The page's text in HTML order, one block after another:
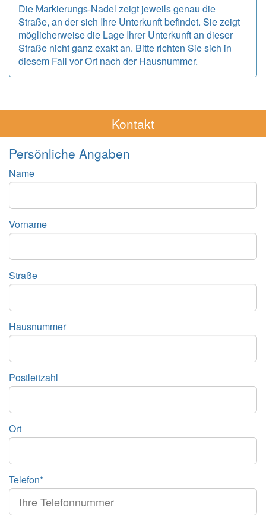
Die Markierungs-Nadel zeigt jeweils genau die
Straße, an der sich Ihre Unterkunft befindet. Sie zeigt
möglicherweise die Lage Ihrer Unterkunft an dieser
Straße nicht ganz exakt an. Bitte richten Sie sich in
diesem Fall vor Ort nach der Hausnummer.
Kontakt
Persönliche Angaben
Name
Vorname
Straße
Hausnummer
Postleitzahl
Ort
Telefon*